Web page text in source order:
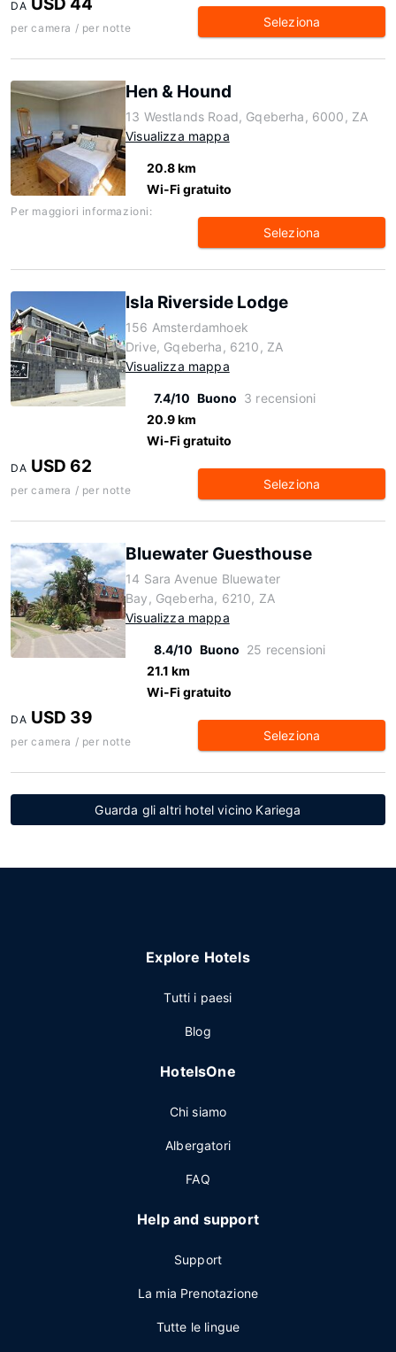
DA
per camera / per notte Seleziona
Hen & Hound
13 Westlands Road, Gqeberha, 6000, ZA
Visualizza mappa
20.8 km
Wi-Fi gratuito
Per maggiori informazioni:
Seleziona
Isla Riverside Lodge
156 Amsterdamhoek
Drive, Gqeberha, 6210, ZA
Visualizza mappa
7.4/10 Buono 3 recensioni
20.9 km
Wi-Fi gratuito
DA USD 62
per camera / per notte Seleziona
Bluewater Guesthouse
14 Sara Avenue Bluewater
Bay, Gqeberha, 6210, ZA
Visualizza mappa
8.4/10 Buono 25 recensioni
21.1 km
Wi-Fi gratuito
DA USD 39
per camera / per notte Seleziona
Guarda gli altri hotel vicino Kariega
Explore Hotels
Tutti i paesi
Blog
HotelsOne
Chi siamo
Albergatori
FAQ
Help and support
Support
La mia Prenotazione
Tutte le lingue